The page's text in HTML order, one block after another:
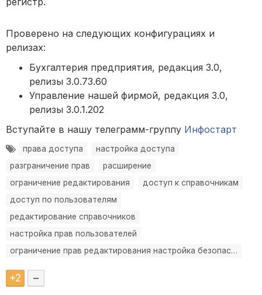
Проверено на следующих конфигурациях и
релизах:
Бухгалтерия предприятия, редакция 3.0,
релизы 3.0.73.60
Управление нашей фирмой, редакция 3.0,
релизы 3.0.1.202
Вступайте в нашу телеграмм-группу Инфостарт
права доступа
настройка доступа
разграничение прав
расширение
ограничение редактирования
доступ к справочникам
доступ по пользователям
редактирование справочников
настройка прав пользователей
ограничение прав редактирования настройка безопасности
+2 –